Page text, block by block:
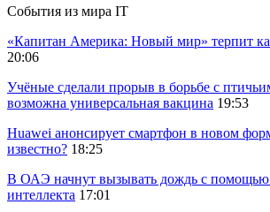
События из мира IT
«Капитан Америка: Новый мир» терпит
20:06
Учёные сделали прорыв в борьбе с
возможна универсальная вакцина 19:53
Huawei анонсирует смартфон в новом
известно? 18:25
В ОАЭ начнут вызывать дождь с помощью
интеллекта 17:01